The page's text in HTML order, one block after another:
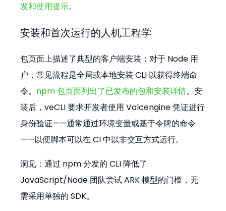
发和使用提示。
安装和首次运行的人机工程学
包页面上描述了典型的客户端安装；对于 Node 用
户，常见流程是全局或本地安装 CLI 以获得终端命
令。 npm 包页面列出了已发布的包和安装详情。安
装后，veCLI 要求开发者使用 Volcengine 凭证进行
身份验证——通常通过环境变量或基于令牌的命令
——以便脚本可以在 CI 中以非交互方式运行。
洞见：通过 npm 分发的 CLI 降低了
JavaScript/Node 团队尝试 ARK 模型的门槛，无
需采用单独的 SDK。